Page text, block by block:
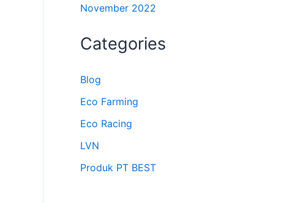
November 2022
Categories
Blog
Eco Farming
Eco Racing
LVN
Produk PT BEST